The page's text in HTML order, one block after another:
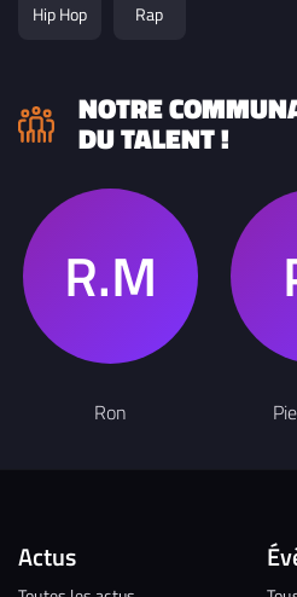
Hip Hop Rap
NOTRE
DU TALENT !
Ron
Actus